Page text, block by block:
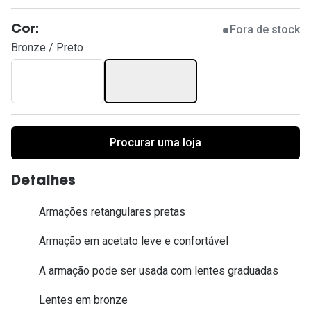
Cor:
Fora de stock
Bronze / Preto
Procurar uma loja
Detalhes
Armações retangulares pretas
Armação em acetato leve e confortável
A armação pode ser usada com lentes graduadas
Lentes em bronze